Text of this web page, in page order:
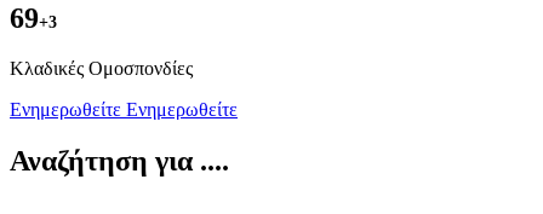
69+3
Kλαδικές Ομοσπονδίες
Ενημερωθείτε Ενημερωθείτε
Αναζήτηση για ....